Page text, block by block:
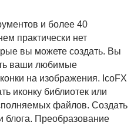
и более 40
практически нет
вы можете создать. Вы
ваши любимые
на изображения. IcoFX
иконку библиотек или
файлов. Создать
блога. Преобразование